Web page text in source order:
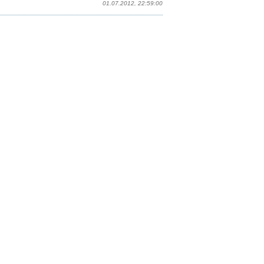
01.07.2012, 22:59:00